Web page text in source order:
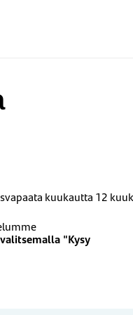
kuukautta 12
"Kysy